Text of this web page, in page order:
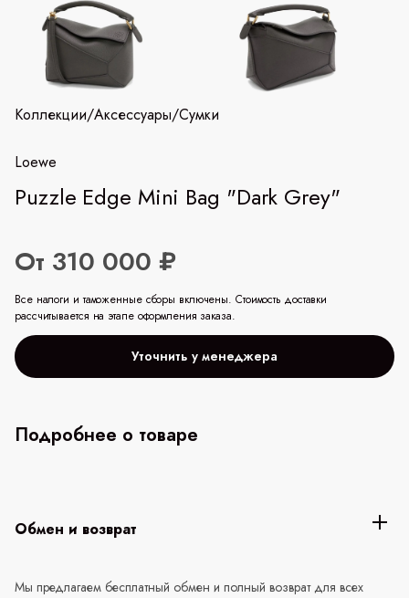
Коллекции/Аксессуары/Сумки
Loewe
Puzzle Edge Mini Bag "Dark Grey"
От 310 000 ₽
Все налоги и таможенные сборы включены. Стоимость доставки
рассчитывается на этапе оформления заказа.
Уточнить у менеджера
Подробнее о товаре
Обмен и возврат
Мы предлагаем бесплатный обмен и полный возврат для всех